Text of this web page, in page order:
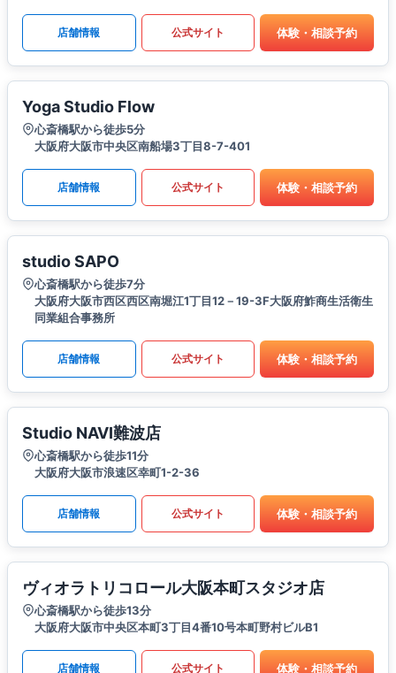
店舗情報 公式サイト 体験・相談予約
Yoga Studio Flow
心斎橋駅から徒歩5分
大阪府大阪市中央区南船場3丁目8-7-401
店舗情報 公式サイト 体験・相談予約
studio SAPO
心斎橋駅から徒歩7分
大阪府大阪市西区西区南堀江1丁目12－19-3F大阪府鮓商生活衛生
同業組合事務所
店舗情報 公式サイト 体験・相談予約
Studio NAVI難波店
心斎橋駅から徒歩11分
大阪府大阪市浪速区幸町1-2-36
店舗情報 公式サイト 体験・相談予約
ヴィオラトリコロール大阪本町スタジオ店
心斎橋駅から徒歩13分
大阪府大阪市中央区本町3丁目4番10号本町野村ビルB1
店舗情報 公式サイト 体験・相談予約